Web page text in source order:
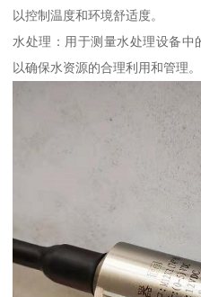
以控制温度和环境舒适度。
水处理：用于测量水处理设备中
以确保水资源的合理利用和管理。